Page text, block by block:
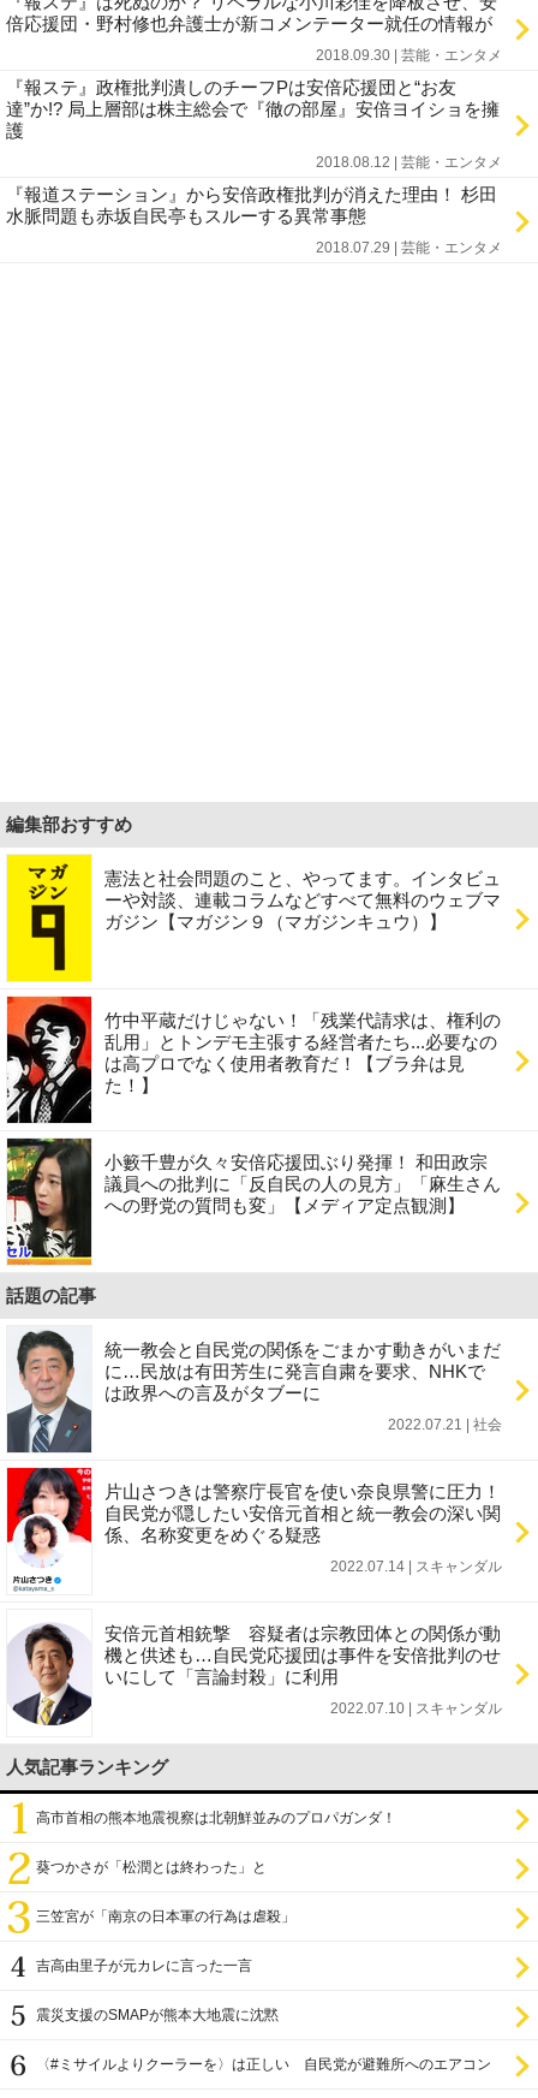
倍応援団・野村修也弁護士が新コメンテーター就任の情報が
2018.09.30 | 芸能・エンタメ
『報ステ』政権批判潰しのチーフPは安倍応援団と“お友
達”か!? 局上層部は株主総会で『徹の部屋』安倍ヨイショを擁
護
2018.08.12 | 芸能・エンタメ
『報道ステーション』から安倍政権批判が消えた理由！ 杉田
水脈問題も赤坂自民亭もスルーする異常事態
2018.07.29 | 芸能・エンタメ
編集部おすすめ
憲法と社会問題のこと、やってます。インタビュ
ーや対談、連載コラムなどすべて無料のウェブマ
ガジン【マガジン９（マガジンキュウ）】
竹中平蔵だけじゃない！「残業代請求は、権利の
乱用」とトンデモ主張する経営者たち...必要なの
は高プロでなく使用者教育だ！【ブラ弁は見
た！】
小籔千豊が久々安倍応援団ぶり発揮！ 和田政宗
議員への批判に「反自民の人の見方」「麻生さん
への野党の質問も変」【メディア定点観測】
話題の記事
統一教会と自民党の関係をごまかす動きがいまだ
に…民放は有田芳生に発言自粛を要求、NHKで
は政界への言及がタブーに
2022.07.21 | 社会
片山さつきは警察庁長官を使い奈良県警に圧力！
自民党が隠したい安倍元首相と統一教会の深い関
係、名称変更をめぐる疑惑
2022.07.14 | スキャンダル
安倍元首相銃撃 容疑者は宗教団体との関係が動
機と供述も…自民党応援団は事件を安倍批判のせ
いにして「言論封殺」に利用
2022.07.10 | スキャンダル
人気記事ランキング
高市首相の熊本地震視察は北朝鮮並みのプロパガンダ！
葵つかさが「松潤とは終わった」と
三笠宮が「南京の日本軍の行為は虐殺」
吉高由里子が元カレに言った一言
震災支援のSMAPが熊本大地震に沈黙
〈#ミサイルよりクーラーを〉は正しい 自民党が避難所へのエアコン